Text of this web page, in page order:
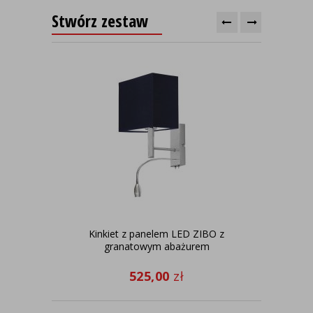
Stwórz zestaw
Kinkiet z panelem LED ZIBO z
granatowym abażurem
525,00 zł